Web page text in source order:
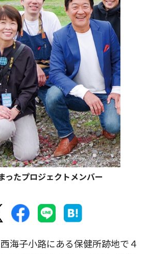
ったプロジェクトメンバー
海子小路にある保健所跡地で４